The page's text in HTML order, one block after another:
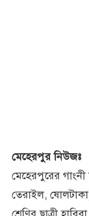
মেহেরপুর নিউজঃ
মেহেরপুরের
তেরাইল,